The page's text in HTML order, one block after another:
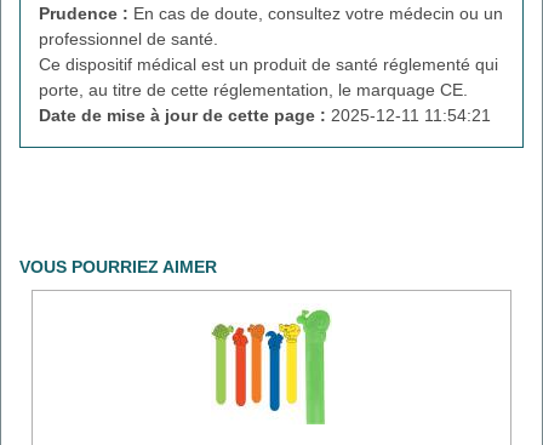
Prudence : En cas de doute, consultez votre médecin ou un
professionnel de santé.
Ce dispositif médical est un produit de santé réglementé qui
porte, au titre de cette réglementation, le marquage CE.
Date de mise à jour de cette page : 2025-12-11 11:54:21
VOUS POURRIEZ AIMER